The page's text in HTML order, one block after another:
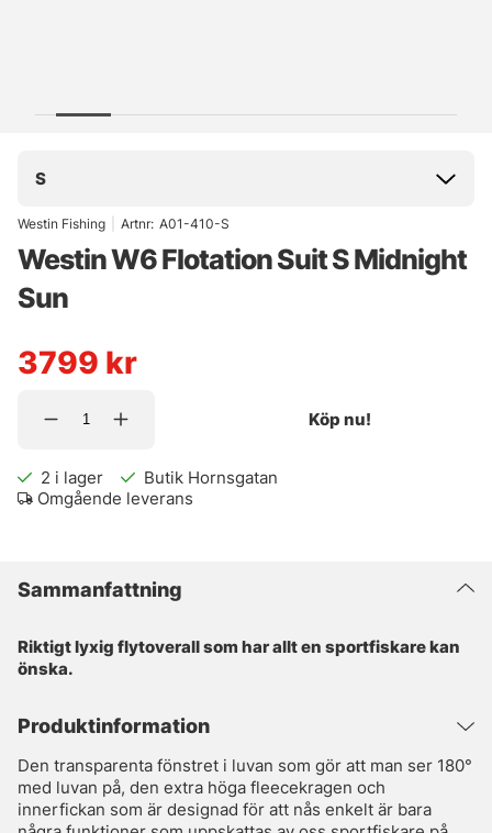
S
Westin Fishing Artnr: A01-410-S
Westin W6 Flotation Suit S Midnight
Sun
3799 kr
Köp nu!
2 i lager
Butik Hornsgatan
Omgående leverans
Sammanfattning
Riktigt lyxig flytoverall som har allt en sportfiskare kan
önska.
Produktinformation
Den transparenta fönstret i luvan som gör att man ser 180°
med luvan på, den extra höga fleecekragen och
innerfickan som är designad för att nås enkelt är bara